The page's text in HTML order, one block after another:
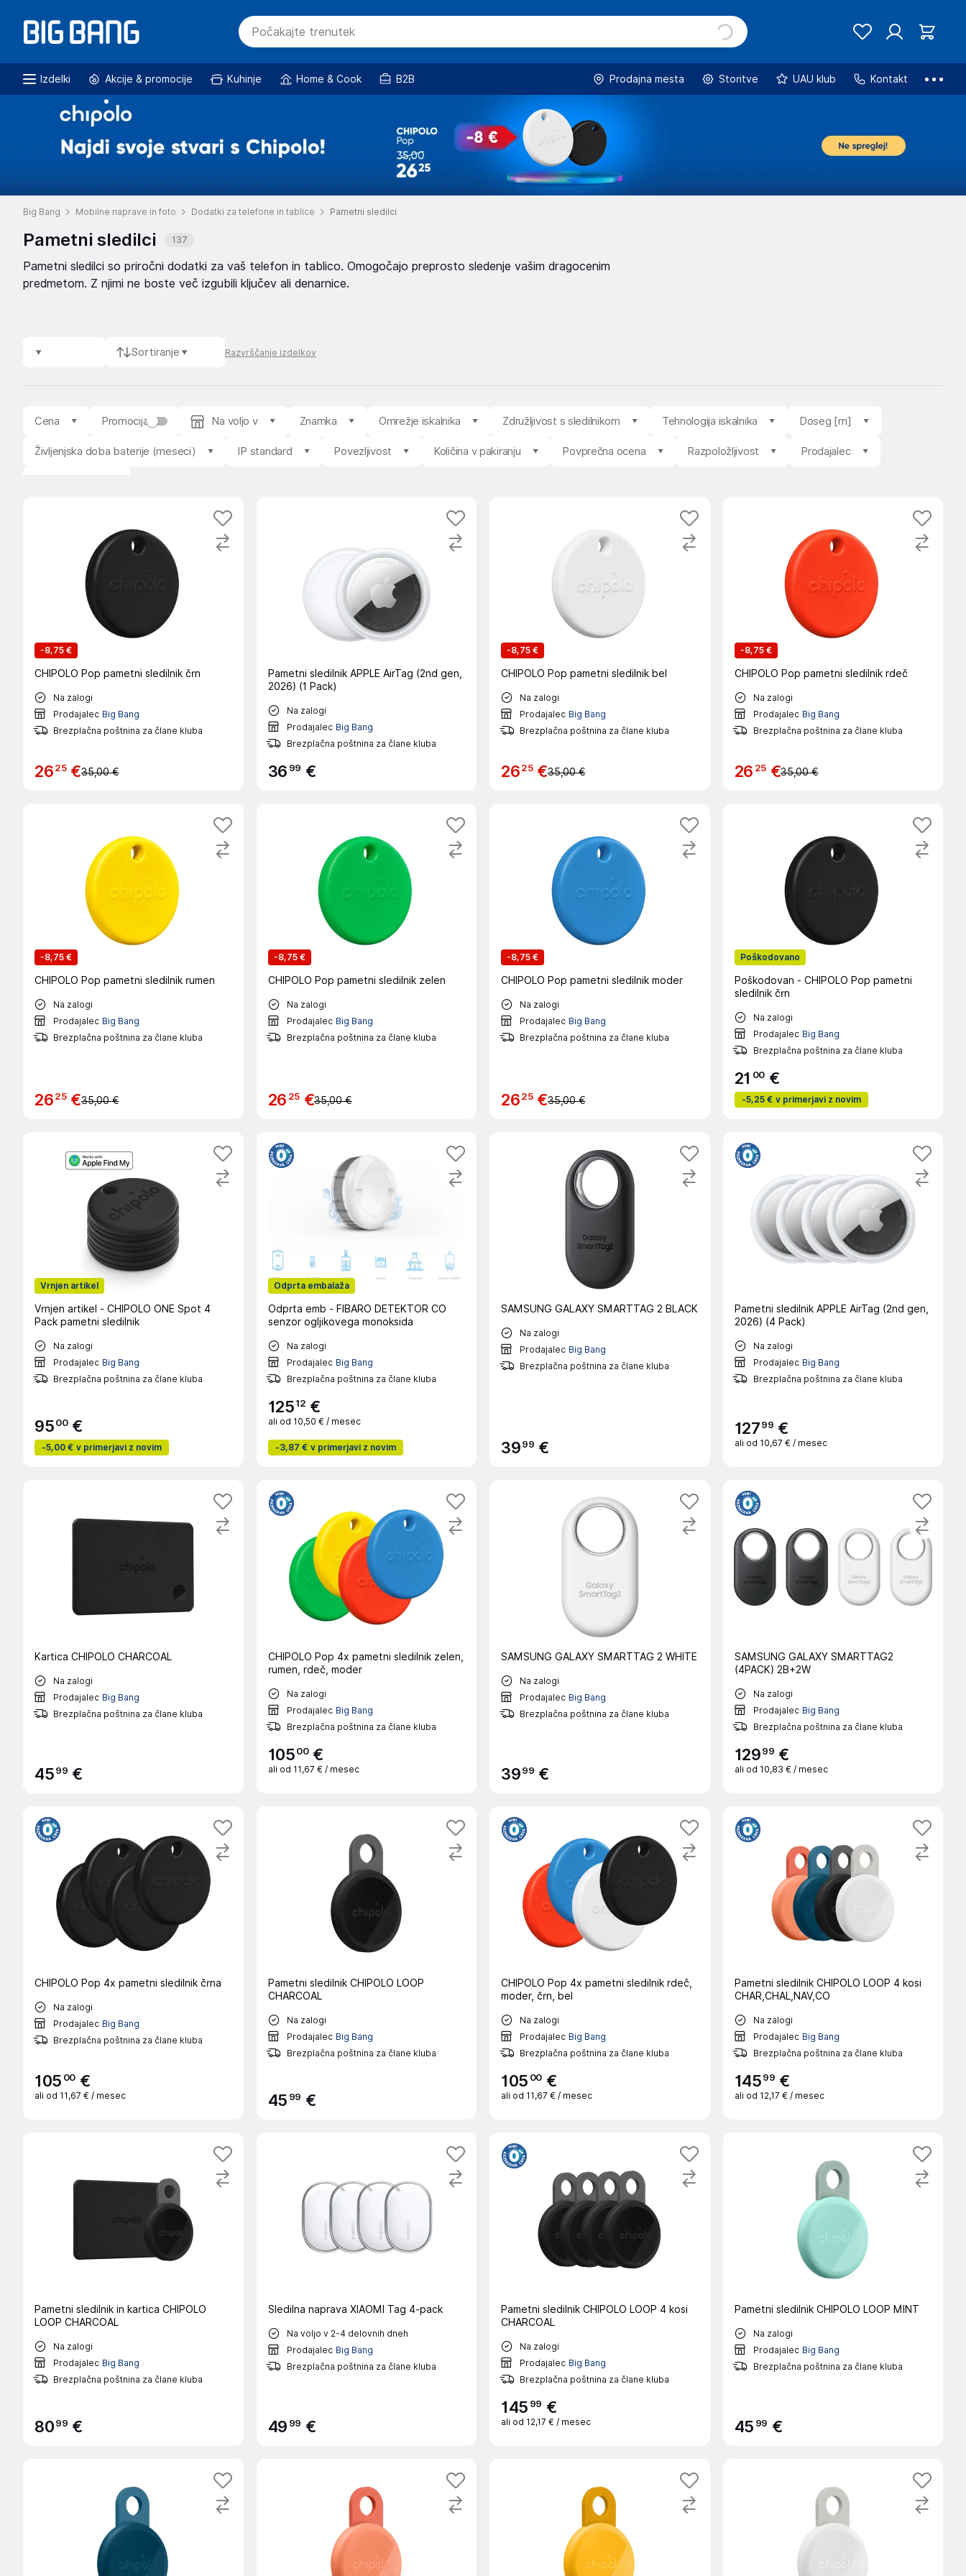
Izdelki Akcije & promocije Kuhinje Home & Cook B2B Prodajna mesta Storitve UAU klub Kontakt
Big Bang Mobilne naprave in foto Dodatki za telefone in tablice Pametni sledilci
Pametni sledilci 137
Pametni sledilci so priročni dodatki za vaš telefon in tablico. Omogočajo preprosto sledenje vašim dragocenim
predmetom. Z njimi ne boste več izgubili ključev ali denarnice.
Sortiranje Razvrščanje izdelkov
Cena Promocija Na voljo v Znamka Omrežje iskalnika Združljivost s sledilnikom Tehnologija iskalnika Doseg [m]
Življenjska doba baterije (meseci) IP standard Povezljivost Količina v pakiranju Povprečna ocena Razpoložljivost Prodajalec
-8,75 €
CHIPOLO Pop pametni sledilnik črn
Na zalogi
Prodajalec Big Bang
Brezplačna poštnina za člane kluba
2625 €35,00 €
Pametni sledilnik APPLE AirTag (2nd gen,
2026) (1 Pack)
Na zalogi
Prodajalec Big Bang
Brezplačna poštnina za člane kluba
36 99 €
-8,75 €
CHIPOLO Pop pametni sledilnik bel
Na zalogi
Prodajalec Big Bang
Brezplačna poštnina za člane kluba
2625 €35,00 €
-8,75 €
CHIPOLO Pop pametni sledilnik rdeč
Na zalogi
Prodajalec Big Bang
Brezplačna poštnina za člane kluba
26 25 €35,00 €
-8,75 €
CHIPOLO Pop pametni sledilnik rumen
Na zalogi
Prodajalec Big Bang
Brezplačna poštnina za člane kluba
2625 €35,00 €
-8,75 €
CHIPOLO Pop pametni sledilnik zelen
Na zalogi
Prodajalec Big Bang
Brezplačna poštnina za člane kluba
26 25 €35,00 €
-8,75 €
CHIPOLO Pop pametni sledilnik moder
Na zalogi
Prodajalec Big Bang
Brezplačna poštnina za člane kluba
2625 €35,00 €
Poškodovano
Poškodovan - CHIPOLO Pop pametni
sledilnik črn
Na zalogi
Prodajalec Big Bang
Brezplačna poštnina za člane kluba
21 00 €
-5,25 € v primerjavi z novim
Vrnjen artikel
Vrnjen artikel - CHIPOLO ONE Spot 4
Pack pametni sledilnik
Na zalogi
Prodajalec Big Bang
Brezplačna poštnina za člane kluba
9500 €
-5,00 € v primerjavi z novim
Odprta embalaža
Odprta emb - FIBARO DETEKTOR CO
senzor ogljikovega monoksida
Na zalogi
Prodajalec Big Bang
Brezplačna poštnina za člane kluba
12512 €
ali od 10,50 € / mesec
-3,87 € v primerjavi z novim
SAMSUNG GALAXY SMARTTAG 2 BLACK
Na zalogi
Prodajalec Big Bang
Brezplačna poštnina za člane kluba
3999 €
Pametni sledilnik APPLE AirTag (2nd gen,
2026) (4 Pack)
Na zalogi
Prodajalec Big Bang
Brezplačna poštnina za člane kluba
12799 €
ali od 10,67 € / mesec
Kartica CHIPOLO CHARCOAL
Na zalogi
Prodajalec Big Bang
Brezplačna poštnina za člane kluba
4599 €
CHIPOLO Pop 4x pametni sledilnik zelen,
rumen, rdeč, moder
Na zalogi
Prodajalec Big Bang
Brezplačna poštnina za člane kluba
10500 €
ali od 11,67 € / mesec
SAMSUNG GALAXY SMARTTAG 2 WHITE
Na zalogi
Prodajalec Big Bang
Brezplačna poštnina za člane kluba
3999 €
SAMSUNG GALAXY SMARTTAG2
(4PACK) 2B+2W
Na zalogi
Prodajalec Big Bang
Brezplačna poštnina za člane kluba
12999 €
ali od 10,83 € / mesec
CHIPOLO Pop 4x pametni sledilnik črna
Na zalogi
Prodajalec Big Bang
Brezplačna poštnina za člane kluba
105 00 €
ali od 11,67 € / mesec
Pametni sledilnik CHIPOLO LOOP
CHARCOAL
Na zalogi
Prodajalec Big Bang
Brezplačna poštnina za člane kluba
45 99 €
CHIPOLO Pop 4x pametni sledilnik rdeč,
moder, črn, bel
Na zalogi
Prodajalec Big Bang
Brezplačna poštnina za člane kluba
105 00 €
ali od 11,67 € / mesec
Pametni sledilnik CHIPOLO LOOP 4 kosi
CHAR,CHAL,NAV,CO
Na zalogi
Prodajalec Big Bang
Brezplačna poštnina za člane kluba
14599 €
ali od 12,17 € / mesec
Pametni sledilnik in kartica CHIPOLO
LOOP CHARCOAL
Na zalogi
Prodajalec Big Bang
Brezplačna poštnina za člane kluba
8099 €
Sledilna naprava XIAOMI Tag 4-pack
Na voljo v 2-4 delovnih dneh
Prodajalec Big Bang
Brezplačna poštnina za člane kluba
49 99 €
Pametni sledilnik CHIPOLO LOOP 4 kosi
CHARCOAL
Na zalogi
Prodajalec Big Bang
Brezplačna poštnina za člane kluba
145 99 €
ali od 12,17 € / mesec
Pametni sledilnik CHIPOLO LOOP MINT
Na zalogi
Prodajalec Big Bang
Brezplačna poštnina za člane kluba
45 99 €